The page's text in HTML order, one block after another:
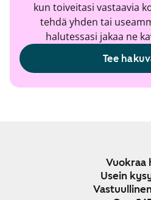
kun toiveitasi vastaavia
tehdä yhden tai
halutessasi jakaa ne
Tee
Vuokraa
Usein